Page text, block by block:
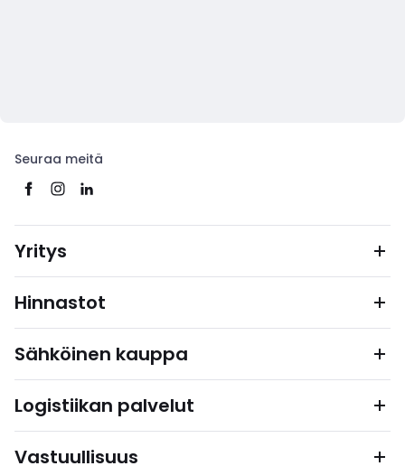
Seuraa meitä
Yritys
Hinnastot
Sähköinen kauppa
Logistiikan palvelut
Vastuullisuus